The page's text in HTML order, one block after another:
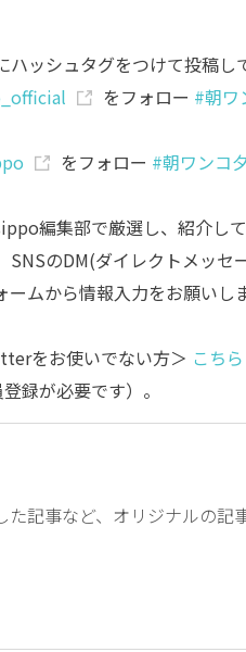
ハッシュタグをつけて投稿し
をフォロー #朝ワ
をフォロー #朝ワンコ
編集部で厳選し、紹介して
のDM(ダイレクトメッセ
ムから情報入力をお願いしま
をお使いでない方＞ こちら
録が必要です）。
記事など、オリジナルの記事